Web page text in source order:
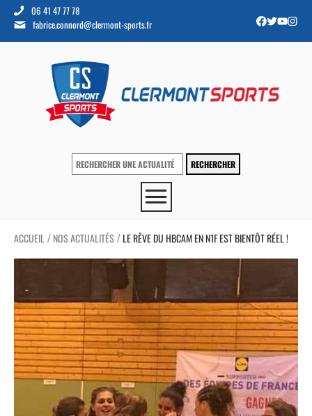
06 41 47 77 78
fabrice.connord@clermont-sports.fr
ACCUEIL / NOS ACTUALITÉS /LE RÊVE DU HBCAM EN N1F EST BIENTÔT RÉEL !